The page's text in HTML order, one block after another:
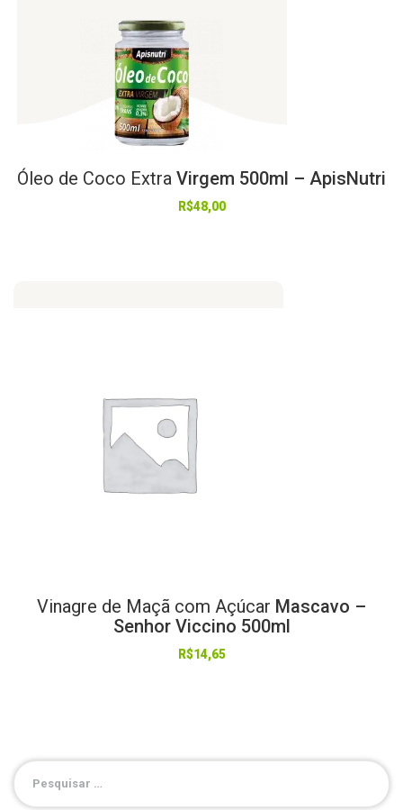
Óleo de Coco Extra Virgem 500ml – ApisNutri
R$48,00
Vinagre de Maçã com Açúcar Mascavo –
Senhor Viccino 500ml
R$14,65